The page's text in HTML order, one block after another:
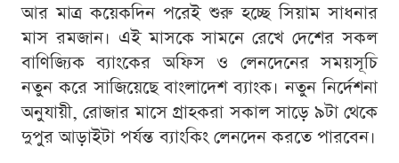
আর মাত্র কয়েকদিন পরেই শুরু হচ্ছে সিয়াম সাধনার
মাস রমজান। এই মাসকে সামনে রেখে দেশের সকল
বাণিজ্যিক ব্যাংকের অফিস ও লেনদেনের সময়সূচি
নতুন করে সাজিয়েছে বাংলাদেশ ব্যাংক। নতুন নির্দেশনা
অনুযায়ী, রোজার মাসে গ্রাহকরা সকাল সাড়ে ৯টা থেকে
দুপুর আড়াইটা পর্যন্ত ব্যাংকিং লেনদেন করতে পারবেন।